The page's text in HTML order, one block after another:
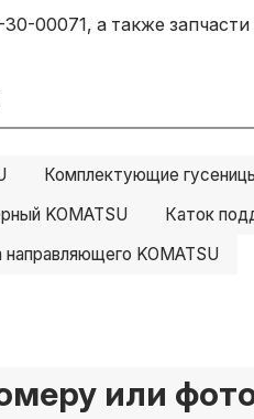
00071, а также запчасти
Комплектующие
KOMATSU
Каток
KOMATSU
или